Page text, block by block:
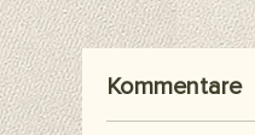
Kommentare